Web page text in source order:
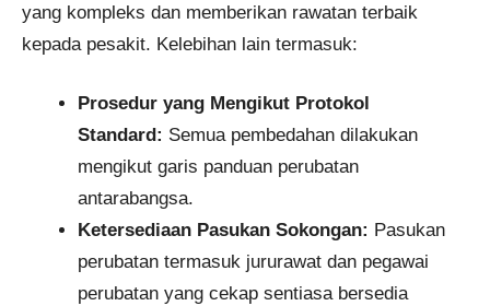
yang kompleks dan memberikan rawatan terbaik
kepada pesakit. Kelebihan lain termasuk:
Prosedur yang Mengikut Protokol
Standard: Semua pembedahan dilakukan
mengikut garis panduan perubatan
antarabangsa.
Ketersediaan Pasukan Sokongan: Pasukan
perubatan termasuk jururawat dan pegawai
perubatan yang cekap sentiasa bersedia